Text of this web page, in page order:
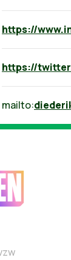
https://
https://
mailto: